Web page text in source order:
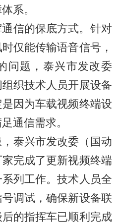
系。
信的保底方式。针对
仅能传输语音信号，
问题，泰兴市发改委
组织技术人员开展设备
因为车载视频终端设
通信需求。
泰兴市发改委（国动
完成了更新视频终端
列工作。技术人员全
调试，确保新设备联
的指挥车已顺利完成